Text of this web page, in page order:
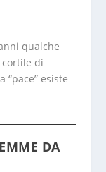
qualche
di
esiste
DA